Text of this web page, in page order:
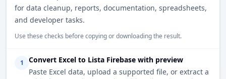
for data cleanup, reports, documentation, spreadsheets,
and developer tasks.
Use these checks before copying or downloading the result.
1
Convert Excel to Lista Firebase with preview
Paste Excel data, upload a supported file, or extract a